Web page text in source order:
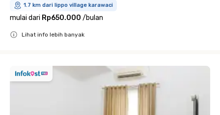
1.7 km dari lippo village karawaci
mulai dari Rp650.000 /bulan
Lihat info lebih banyak